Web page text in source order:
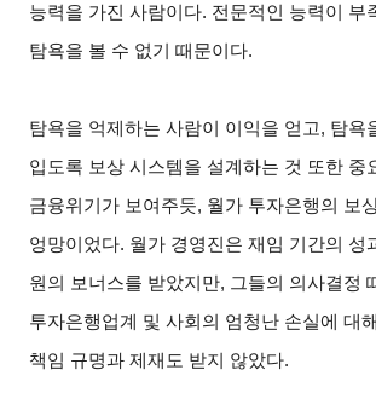
능력을 가진 사람이다. 전문적인 능력이 부
탐욕을 볼 수 없기 때문이다.
탐욕을 억제하는 사람이 이익을 얻고, 탐욕
입도록 보상 시스템을 설계하는 것 또한 중
금융위기가 보여주듯, 월가 투자은행의 보
엉망이었다. 월가 경영진은 재임 기간의 성
원의 보너스를 받았지만, 그들의 의사결정
투자은행업계 및 사회의 엄청난 손실에 대
책임 규명과 제재도 받지 않았다.